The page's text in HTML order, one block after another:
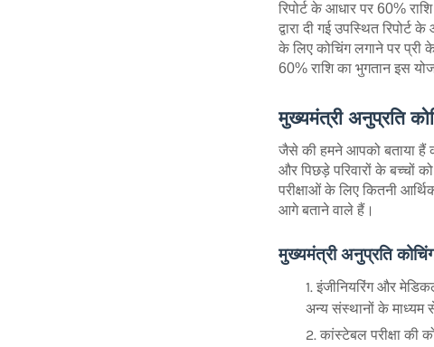
रिपोर्ट के आधार पर 60%
द्वारा दी गई उपस्थित रिपोर्ट
के लिए कोचिंग लगाने पर प्री
60% राशि का भुगतान इस
मुख्यमंत्री अनुप्रति
जैसे की हमने आपको बताया हैं
और पिछड़े परिवारों के बच्चों
परीक्षाओं के लिए कितनी
आगे बताने वाले हैं।
मुख्यमंत्री अनुप्रति
इंजीनियरिंग और
अन्य संस्थानों के माध्यम
कांस्टेबल परीक्षा की